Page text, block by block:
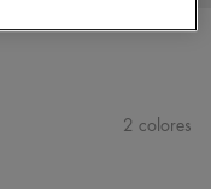
2 colores